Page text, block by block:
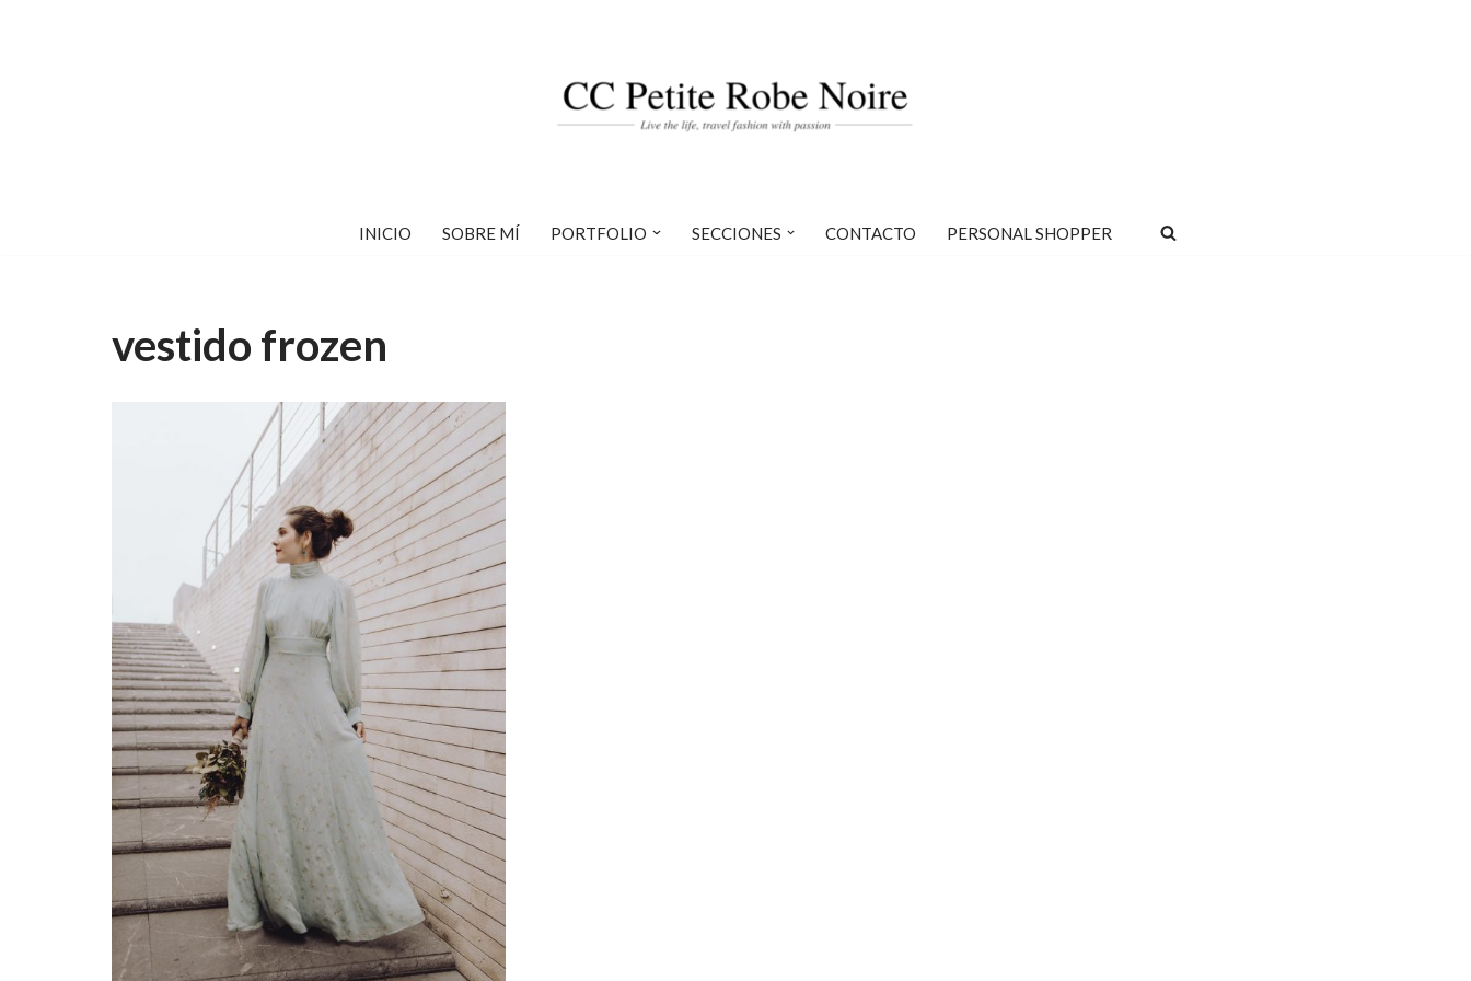
INICIO SOBRE MÍ PORTFOLIO SECCIONES CONTACTO PERSONAL SHOPPER
vestido frozen